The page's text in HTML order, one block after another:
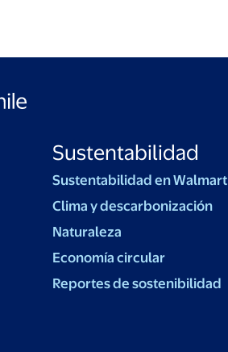
Sustentabilidad
Sustentabilidad en Walmart
Clima y descarbonización
Naturaleza
Economía circular
Reportes de sostenibilidad